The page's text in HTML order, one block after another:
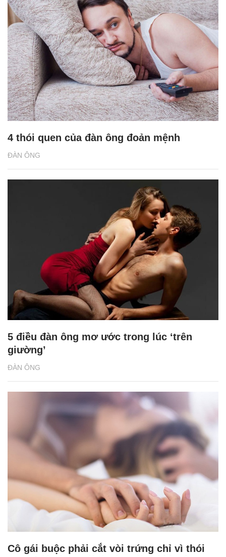
ĐÀN ÔNG
4 thói quen của đàn ông đoản mệnh
ĐÀN ÔNG
5 điều đàn ông mơ ước trong lúc ‘trên
giường’
Cô gái buộc phải cắt vòi trứng chỉ vì thói